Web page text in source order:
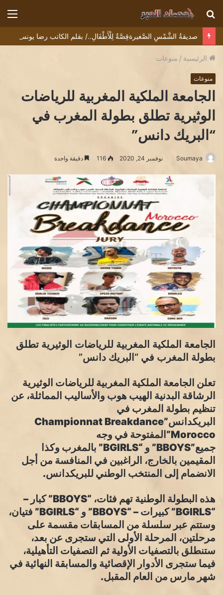
بحث
عن
صديقةُ الشَّمْسِ الصَّغيرةقِصَّةٌ لِلْأَطْفَالِ../ بقلم الكاتب رضا يونس
الرئيسية / منوعات
منوعات
الجامعة الملكية المغربية للرياضات
الوثيرية تطلق بطولة المغرب في
“البريك دانس”
Soumaya نوفمبر 24, 2020 116 دقيقة واحدة
الجامعة الملكية المغربية للرياضات الوثيرية تطلق
بطولة المغرب في “البريك دانس”
تعلن الجامعة الملكية المغربية للرياضات الوثيرية
الرشاقة البدنية الهيب هوب والأساليب المماثلة، عن
تنظيم بطولة المغرب في
البريكدانس”Championnat Breakdance
Morocco”المفتوحة في وجه
جميع”BBOYS” و “BGIRLS” بالمغرب وكذا
المقيمين بالخارج، الراغبين في المنافسة من أجل
الانضمام إلى المنتخب الوطني للبريكدانس.
هذه البطولة الوطنية تهم فئات، “BBOYS” كبار –
“BGIRLS” كبيرات – “BBOYS” و “BGIRLS” فتيان،
وستتم عبر سلسلة من المسابقات مقسمة على
مرحلتين، المرحلة الأولى التي ستجرى عن بعد،
ستنطلق بالتصفيات الأولية ثم التصفيات التأهيلية،
فيما ستجرى الأدوار الإقصائية والمسابقة النهائية في
شهر مارس من العام المقبل.